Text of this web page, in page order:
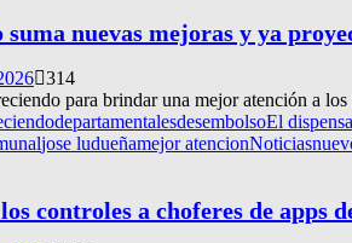
nuevas mejoras y ya
314
para brindar una mejor atención a
departamentalesdesembolsoEl
jose ludueñamejor atencionNoticias
controles a choferes de apps